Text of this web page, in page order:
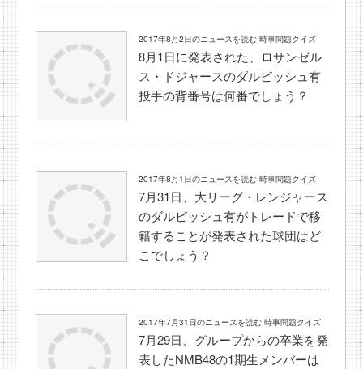
2017年8月2日のニュースを読む 時事問題クイズ
8月1日に発表された、ロサンゼル
ス・ドジャースのダルビッシュ有
投手の背番号は何番でしょう？
2017年8月1日のニュースを読む 時事問題クイズ
7月31日、大リーグ・レンジャース
のダルビッシュ有がトレードで移
籍することが発表された球団はど
こでしょう？
2017年7月31日のニュースを読む 時事問題クイズ
7月29日、グループからの卒業を発
表したNMB48の1期生メンバーは